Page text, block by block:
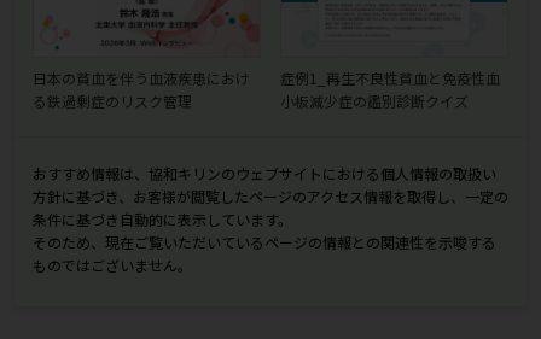
日本の貧血を伴う血液疾患におけ
る鉄過剰症のリスク管理
症例1_再生不良性貧血と免疫性血
小板減少症の鑑別診断クイズ
おすすめ情報は、協和キリンのウェブサイトにおける個人情報の取扱い
方針に基づき、お客様が閲覧したページのアクセス情報を取得し、一定の
条件に基づき自動的に表示しています。
そのため、現在ご覧いただいているページの情報との関連性を示唆する
ものではございません。